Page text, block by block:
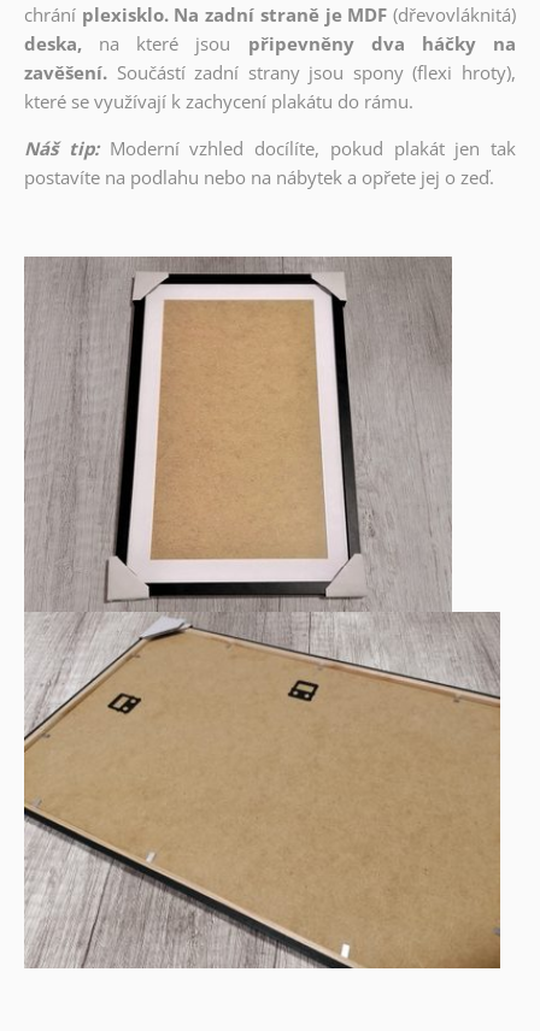
chrání plexisklo. Na zadní straně je MDF (dřevovláknitá)
deska,
na které jsou
připevněny dva háčky na
zavěšení. Součástí zadní strany jsou spony (flexi hroty),
které se využívají k zachycení plakátu do rámu.
Náš tip: Moderní vzhled docílíte, pokud plakát jen tak
postavíte na podlahu nebo na nábytek a opřete jej o zeď.